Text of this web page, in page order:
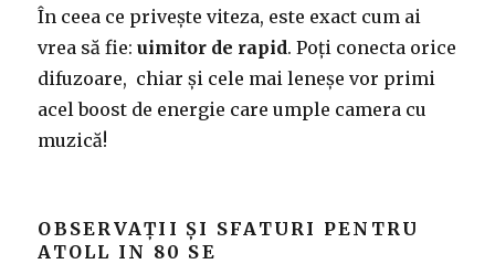
În ceea ce privește viteza, este exact cum ai
vrea să fie:uimitor de rapid. Poți conecta orice
difuzoare, chiar și cele mai leneșe vor primi
acel boost de energie care umple camera cu
muzică!
OBSERVAȚII ȘI SFATURI PENTRU
ATOLL IN 80 SE